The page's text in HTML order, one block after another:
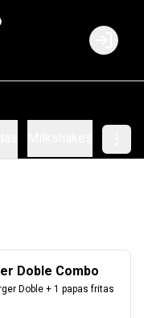
Login
Doble Combo
Doble + 1 papas fritas